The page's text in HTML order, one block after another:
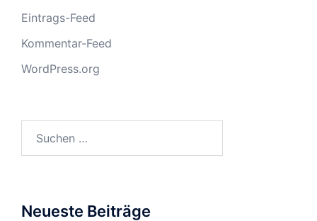
Eintrags-Feed
Kommentar-Feed
WordPress.org
Neueste Beiträge